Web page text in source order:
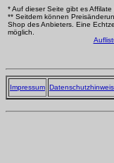
* Auf dieser Seite gibt es
** Seitdem können
Shop des Anbieters. Eine
möglich.
Impressum